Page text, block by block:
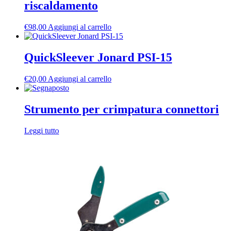
riscaldamento
€98,00 Aggiungi al carrello
QuickSleever Jonard PSI-15
€20,00 Aggiungi al carrello
Strumento per crimpatura connettori
Leggi tutto